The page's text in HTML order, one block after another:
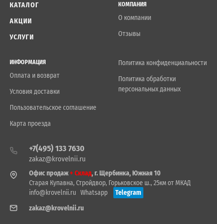
КАТАЛОГ
АКЦИИ
УСЛУГИ
КОМПАНИЯ
О компании
Отзывы
ИНФОРМАЦИЯ
Оплата и возврат
Условия доставки
Пользовательское соглашение
Карта проезда
Политика конфиденциальности
Политика обработки
персональных данных
+7(495) 133 7630
zakaz@krovelnii.ru
Офис продаж+ Склад, г. Щербинка, Южная 10
Старая Купавна, Стройдвор, Горьковское ш., 25км от МКАД
info@krovelnii.ru Whatsapp
Telegram
zakaz@krovelnii.ru